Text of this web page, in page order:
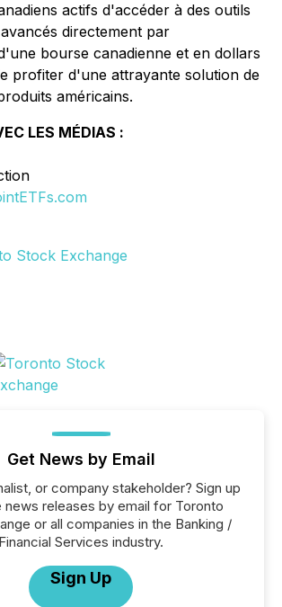
actifs d'accéder à des outils
directement par
bourse canadienne et en dollars
profiter d'une attrayante solution de
américains.
LES MÉDIAS :
Stock Exchange
Get News by Email
or company stakeholder? Sign up
releases by email for Toronto
or all companies in the Banking /
Financial Services industry.
Sign Up